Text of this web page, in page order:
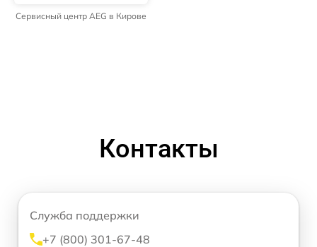
Сервисный центр AEG в Кирове
Контакты
Служба поддержки
+7 (800) 301-67-48